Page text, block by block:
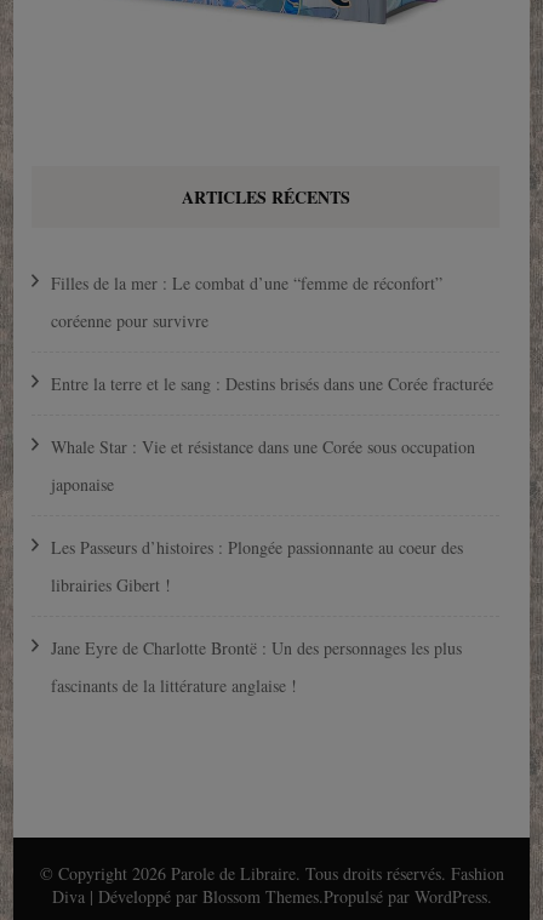
ARTICLES RÉCENTS
Filles de la mer : Le combat d’une “femme de réconfort”
coréenne pour survivre
Entre la terre et le sang : Destins brisés dans une Corée fracturée
Whale Star : Vie et résistance dans une Corée sous occupation
japonaise
Les Passeurs d’histoires : Plongée passionnante au coeur des
librairies Gibert !
Jane Eyre de Charlotte Brontë : Un des personnages les plus
fascinants de la littérature anglaise !
© Copyright 2026 Parole de Libraire. Tous droits réservés. Fashion
Diva | Développé par Blossom Themes.Propulsé par WordPress.